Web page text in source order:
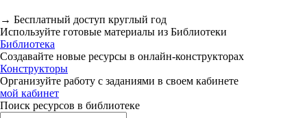
→ Бесплатный доступ круглый год
Используйте готовые материалы из Библиотеки
Библиотека
Создавайте новые ресурсы в онлайн-конструкторах
Конструкторы
Организуйте работу с заданиями в своем кабинете
мой кабинет
Поиск ресурсов в библиотеке